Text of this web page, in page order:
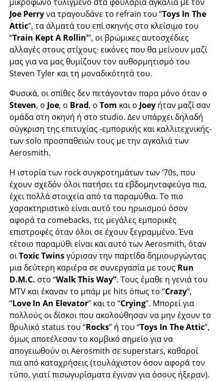
Joe Perryνα τραγουδάνε το refrain του “Toys In The
Attic”, τα άλματά του επί σκηνής στο κλείσιμο του
“Train Kept A Rollin'”, οι βρώμικες αυτοσχέδιες
αλλαγές στους στίχους· εικόνες που θα μείνουν μαζί
μας για να μας θυμίζουν τον αυθορμητισμό του
Steven Tyler και τη μοναδικότητά του.
Φυσικά, οι σπίθες δεν πετάγονταν παρα μόνο όταν ο
Steven, ο Joe, o Brad, οTom και ο Joey ήταν μαζί σαν
ομάδα στη σκηνή ή στο studio. Δεν υπάρχει δηλαδή
σύγκριση της επιτυχίας -εμπορικής και καλλιτεχνικής-
των solo προσπαθειών τους με την αγκαλιά των
Aerosmith.
Η ιστορία των rock συγκροτημάτων των ‘70s, που
έχουν σχεδόν όλοι πατήσει τα εβδομηνταφεύγα πια,
έχει πολλά στοιχεία από τα παραμύθια. Το πιο
χαρακτηριστικό είναι αυτό του ηρωισμού όσον
αφορά τα comebacks, τις μεγάλες εμπορικές
επιστροφές όταν όλοι σε έχουν ξεγραμμένο. Ένα
τέτοιο παραμύθι είναι και αυτό των Aerosmith, όταν
οιToxic Twinsγύρισαν την παρτίδα δημιουργώντας
μια δεύτερη καριέρα σε συνεργασία με τους Run
D.M.C. στο “Walk This Way”. Τους έμαθε η γενιά του
MTV και έκαναν το μπάμ με hits όπως το “Crazy”,
“Love In An Elevator” και το “Crying”. Μπορεί για
πολλούς οι δίσκοι που ακολούθησαν να μην έχουν το
θρυλικό status του “Rocks” ή του “Toys In The Attic”,
όμως αποτέλεσαν το κομβικό σημείο για να
απογειωθούν οι Aerosmith σε superstars, καθαροί
πια από καταχρήσεις (τουλάχιστον όσον αφορά τον
τύπο, γιατί πισωγυρίσματα έγιναν για όσους ήξεραν).